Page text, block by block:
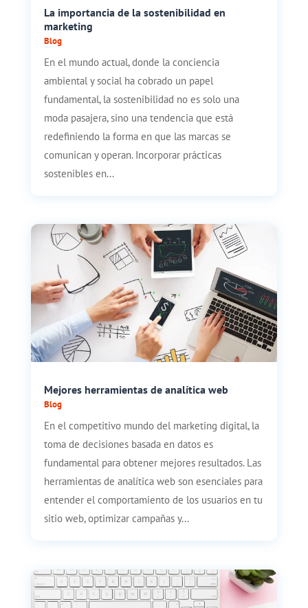
La importancia de la sostenibilidad en
marketing
Blog
En el mundo actual, donde la conciencia
ambiental y social ha cobrado un papel
fundamental, la sostenibilidad no es solo una
moda pasajera, sino una tendencia que está
redefiniendo la forma en que las marcas se
comunican y operan. Incorporar prácticas
sostenibles en...
Mejores herramientas de analítica web
Blog
En el competitivo mundo del marketing digital, la
toma de decisiones basada en datos es
fundamental para obtener mejores resultados. Las
herramientas de analítica web son esenciales para
entender el comportamiento de los usuarios en tu
sitio web, optimizar campañas y...